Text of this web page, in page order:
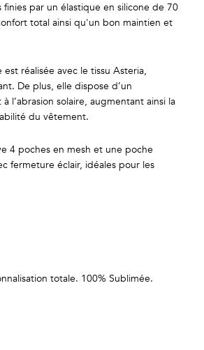
finies par un élastique en silicone de 70
total ainsi qu'un bon maintien et
réalisée avec le tissu Asteria,
De plus, elle dispose d’un
l’abrasion solaire, augmentant ainsi la
du vêtement.
4 poches en mesh et une poche
fermeture éclair, idéales pour les
totale. 100% Sublimée.